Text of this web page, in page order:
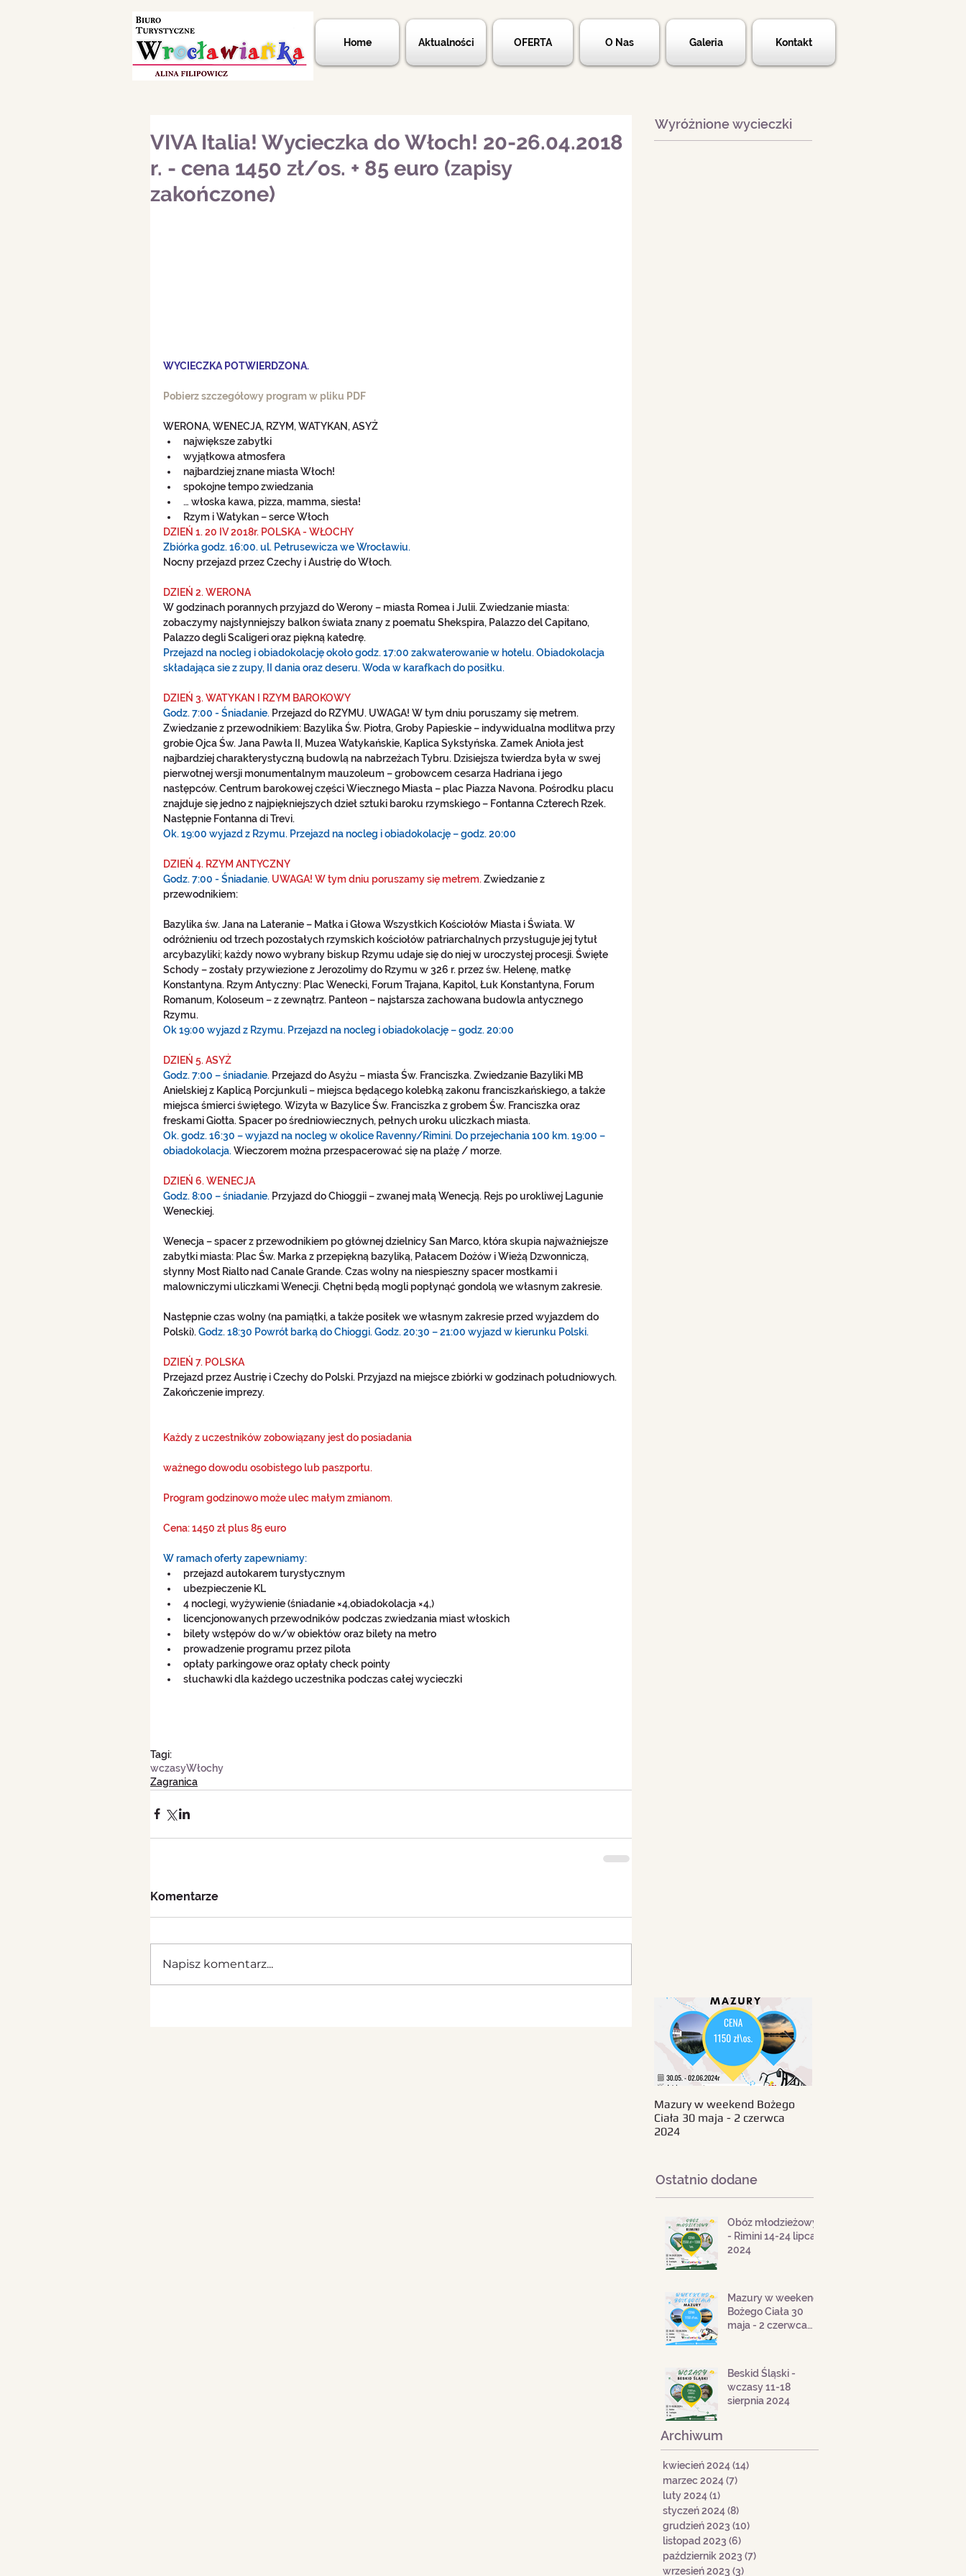
Home Aktualności OFERTA O Nas Galeria Kontakt
VIVA Italia! Wycieczka do Włoch! 20-26.04.2018
r. - cena 1450 zł/os. + 85 euro (zapisy
zakończone)
WYCIECZKA POTWIERDZONA.
Pobierz szczegółowy program w pliku PDF
WERONA, WENECJA, RZYM, WATYKAN, ASYŻ
największe zabytki
wyjątkowa atmosfera
najbardziej znane miasta Włoch!
spokojne tempo zwiedzania
… włoska kawa, pizza, mamma, siesta!
Rzym i Watykan – serce Włoch
DZIEŃ 1. 20 IV 2018r. POLSKA - WŁOCHY
Zbiórka godz. 16:00. ul. Petrusewicza we Wrocławiu.
Nocny przejazd przez Czechy i Austrię do Włoch.
DZIEŃ 2. WERONA
W godzinach porannych przyjazd do Werony – miasta Romea i Julii. Zwiedzanie miasta:
zobaczymy najsłynniejszy balkon świata znany z poematu Shekspira, Palazzo del Capitano,
Palazzo degli Scaligeri oraz piękną katedrę.
Przejazd na nocleg i obiadokolację około godz. 17:00 zakwaterowanie w hotelu. Obiadokolacja
składająca sie z zupy, II dania oraz deseru. Woda w karafkach do posiłku.
DZIEŃ 3. WATYKAN I RZYM BAROKOWY
Godz. 7:00 - Śniadanie. Przejazd do RZYMU. UWAGA! W tym dniu poruszamy się metrem.
Zwiedzanie z przewodnikiem: Bazylika Św. Piotra, Groby Papieskie – indywidualna modlitwa przy
grobie Ojca Św. Jana Pawła II, Muzea Watykańskie, Kaplica Sykstyńska. Zamek Anioła jest
najbardziej charakterystyczną budowlą na nabrzeżach Tybru. Dzisiejsza twierdza była w swej
pierwotnej wersji monumentalnym mauzoleum – grobowcem cesarza Hadriana i jego
następców. Centrum barokowej części Wiecznego Miasta – plac Piazza Navona. Pośrodku placu
znajduje się jedno z najpiękniejszych dzieł sztuki baroku rzymskiego – Fontanna Czterech Rzek.
Następnie Fontanna di Trevi.
Ok. 19:00 wyjazd z Rzymu. Przejazd na nocleg i obiadokolację – godz. 20:00
DZIEŃ 4. RZYM ANTYCZNY
Godz. 7:00 - Śniadanie. UWAGA! W tym dniu poruszamy się metrem. Zwiedzanie z
przewodnikiem:
Bazylika św. Jana na Lateranie – Matka i Głowa Wszystkich Kościołów Miasta i Świata. W
odróżnieniu od trzech pozostałych rzymskich kościołów patriarchalnych przysługuje jej tytuł
arcybazyliki; każdy nowo wybrany biskup Rzymu udaje się do niej w uroczystej procesji. Święte
Schody – zostały przywiezione z Jerozolimy do Rzymu w 326 r. przez św. Helenę, matkę
Konstantyna. Rzym Antyczny: Plac Wenecki, Forum Trajana, Kapitol, Łuk Konstantyna, Forum
Romanum, Koloseum – z zewnątrz. Panteon – najstarsza zachowana budowla antycznego
Rzymu.
Ok 19:00 wyjazd z Rzymu. Przejazd na nocleg i obiadokolację – godz. 20:00
DZIEŃ 5. ASYŻ
Godz. 7:00 – śniadanie. Przejazd do Asyżu – miasta Św. Franciszka. Zwiedzanie Bazyliki MB
Anielskiej z Kaplicą Porcjunkuli – miejsca będącego kolebką zakonu franciszkańskiego, a także
miejsca śmierci świętego. Wizyta w Bazylice Św. Franciszka z grobem Św. Franciszka oraz
freskami Giotta. Spacer po średniowiecznych, pełnych uroku uliczkach miasta.
Ok. godz. 16:30 – wyjazd na nocleg w okolice Ravenny/Rimini. Do przejechania 100 km. 19:00 –
obiadokolacja. Wieczorem można przespacerować się na plażę / morze.
DZIEŃ 6. WENECJA
Godz. 8:00 – śniadanie. Przyjazd do Chioggii – zwanej małą Wenecją. Rejs po urokliwej Lagunie
Weneckiej.
Wenecja – spacer z przewodnikiem po głównej dzielnicy San Marco, która skupia najważniejsze
zabytki miasta: Plac Św. Marka z przepiękną bazyliką, Pałacem Dożów i Wieżą Dzwonniczą,
słynny Most Rialto nad Canale Grande. Czas wolny na niespieszny spacer mostkami i
malowniczymi uliczkami Wenecji. Chętni będą mogli popłynąć gondolą we własnym zakresie.
Następnie czas wolny (na pamiątki, a także posiłek we własnym zakresie przed wyjazdem do
Polski). Godz. 18:30 Powrót barką do Chioggi. Godz. 20:30 – 21:00 wyjazd w kierunku Polski.
DZIEŃ 7. POLSKA
Przejazd przez Austrię i Czechy do Polski. Przyjazd na miejsce zbiórki w godzinach południowych.
Zakończenie imprezy.
Każdy z uczestników zobowiązany jest do posiadania
ważnego dowodu osobistego lub paszportu.
Program godzinowo może ulec małym zmianom.
Cena: 1450 zł plus 85 euro
W ramach oferty zapewniamy:
przejazd autokarem turystycznym
ubezpieczenie KL
4 noclegi, wyżywienie (śniadanie ×4,obiadokolacja ×4,)
licencjonowanych przewodników podczas zwiedzania miast włoskich
bilety wstępów do w/w obiektów oraz bilety na metro
prowadzenie programu przez pilota
opłaty parkingowe oraz opłaty check pointy
słuchawki dla każdego uczestnika podczas całej wycieczki
Tagi:
wczasyWłochy
Zagranica
Komentarze
Napisz komentarz...
Wyróżnione wycieczki
Mazury w weekend Bożego
Ciała 30 maja - 2 czerwca
2024
Ostatnio dodane
Obóz młodzieżowy
- Rimini 14-24 lipca
2024
Mazury w weekend
Bożego Ciała 30
maja - 2 czerwca
Beskid Śląski -
wczasy 11-18
sierpnia 2024
Archiwum
kwiecień 2024(14)
marzec 2024(7)
luty 2024(1)
styczeń 2024(8)
grudzień 2023 (10)
listopad 2023 (6)
październik 2023 (7)
wrzesień 2023 (3)